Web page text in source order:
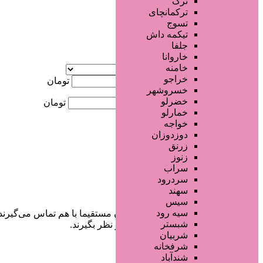
ترکمانچای
تسوج
تیکمه داش
جلفا
خاروانا
خامنه
خراجو
خسروشهر
خضرلو
خمارلو
خواجه
دوزدوزان
زرنق
زنوز
سراب
سردرود
سهند
سیس
سیه رود
شبستر
شربیان
شرفخانه
شندآباد
آگهی ویژه
کمترین قیمت
تومان
بیشترین قیمت تومان
در سایت تبلیغاتی مرکز زیبایی کاربران مستقیما با هم تماس
خودشان جنبه‌های مختلف امنیتی را در نظر بگیرند.